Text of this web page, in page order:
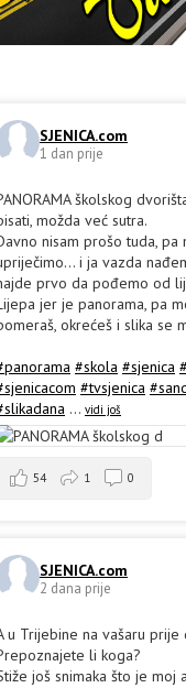
SJENICA.com
1 dan prije
školskog
možda već sutra.
nisam prošo tuda, pa
i ja vazda
prvo da pođemo od
jer je panorama, pa
okrećeš i slika se
#skola #sjenica
#tvsjenica
... vidi još
54 1 0
SJENICA.com
2 dana prije
u Trijebine na vašaru
li koga?
još snimaka što je moj